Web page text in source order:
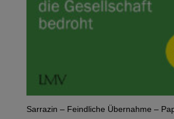
Sarrazin – Feindliche Übernahme –